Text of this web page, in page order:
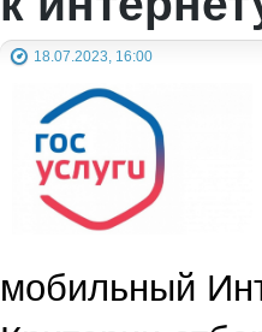
18.07.2023, 16:00
мобильный